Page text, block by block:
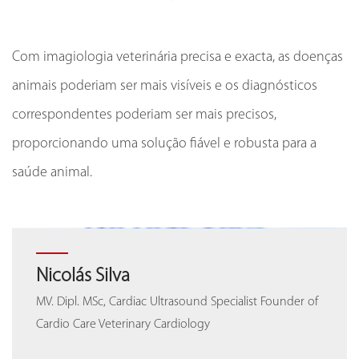
Com imagiologia veterinária precisa e exacta, as doenças
animais poderiam ser mais visíveis e os diagnósticos
correspondentes poderiam ser mais precisos,
proporcionando uma solução fiável e robusta para a
saúde animal.
Nahum Arellano
Especialista mexicano em imagens de pequenos
animais, fundador de Ultrasonovet GDL
Dra. Alice Rădulescu
Presidente da Associação de Cardiologistas Veterinários
da Roménia (ACVR)
Nicolás Silva
MV. Dipl. MSc, Cardiac Ultrasound Specialist Founder of
Cardio Care Veterinary Cardiology
Nahum Arellano
Especialista mexicano em imagens de pequenos
animais, fundador de Ultrasonovet GDL
Dra. Alice Rădulescu
Presidente da Associação de Cardiologistas Veterinários
da Roménia (ACVR)